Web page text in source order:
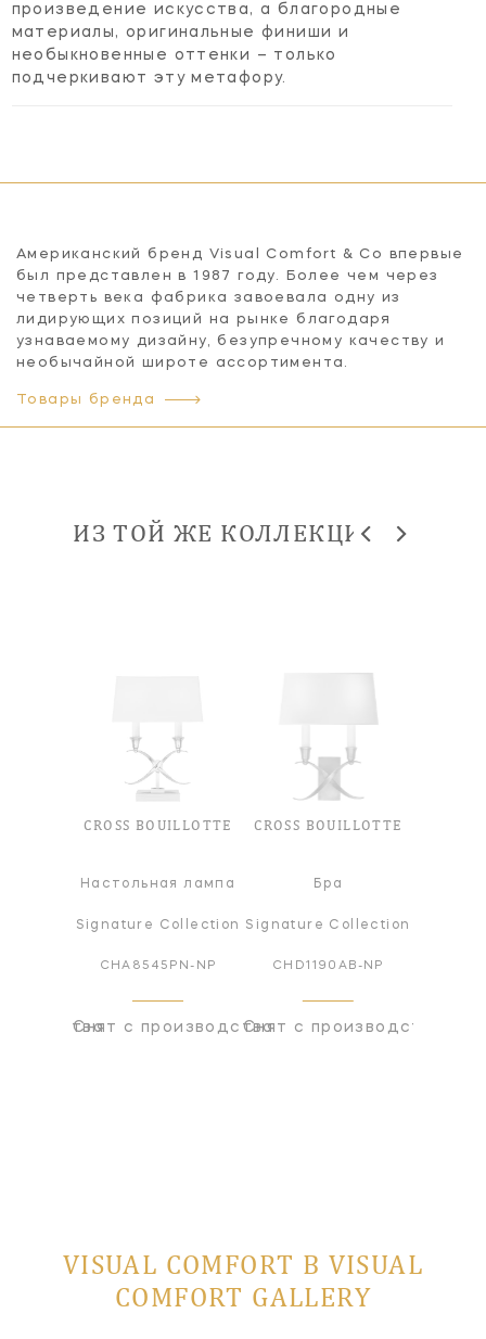
произведение искусства, а благородные
материалы, оригинальные финиши и
необыкновенные оттенки – только
подчеркивают эту метафору.
Американский бренд Visual Comfort & Co впервые
был представлен в 1987 году. Более чем через
четверть века фабрика завоевала одну из
лидирующих позиций на рынке благодаря
узнаваемому дизайну, безупречному качеству и
необычайной широте ассортимента.
Товары бренда
ИЗ ТОЙ ЖЕ КОЛЛЕКЦИИ
CROSS BOUILLOTTE
Настольная лампа
Signature Collection
CHA8545PN-NP
Снят с производства
CROSS BOUILLOTTE
Бра
Signature Collection
CHD1190AB-NP
Снят с производстваСнят с
VISUAL COMFORT В VISUAL
COMFORT GALLERY